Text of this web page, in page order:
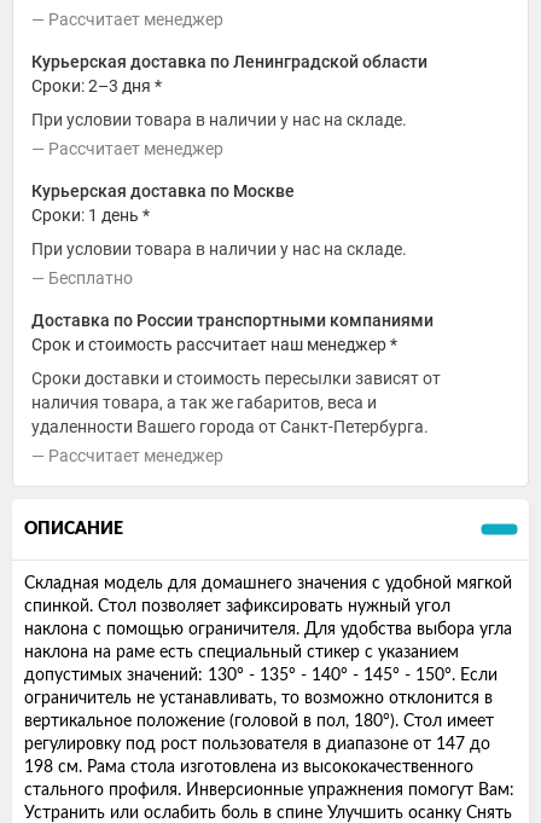
Рассчитает менеджер
Курьерская доставка по Ленинградской области
Сроки: 2–3 дня *
При условии товара в наличии у нас на складе.
Рассчитает менеджер
Курьерская доставка по Москве
Сроки: 1 день *
При условии товара в наличии у нас на складе.
Бесплатно
Доставка по России транспортными компаниями
Срок и стоимость рассчитает наш менеджер *
Сроки доставки и стоимость пересылки зависят от
наличия товара, а так же габаритов, веса и
удаленности Вашего города от Санкт-Петербурга.
Рассчитает менеджер
ОПИСАНИЕ
Складная модель для домашнего значения с удобной мягкой
спинкой. Стол позволяет зафиксировать нужный угол
наклона с помощью ограничителя. Для удобства выбора угла
наклона на раме есть специальный стикер с указанием
допустимых значений: 130° - 135° - 140° - 145° - 150°. Если
ограничитель не устанавливать, то возможно отклонится в
вертикальное положение (головой в пол, 180°). Стол имеет
регулировку под рост пользователя в диапазоне от 147 до
198 см. Рама стола изготовлена из высококачественного
стального профиля. Инверсионные упражнения помогут Вам:
Устранить или ослабить боль в спине Улучшить осанку Cнять